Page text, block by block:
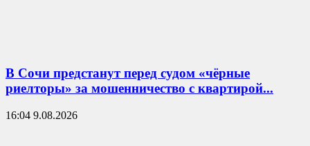
В Сочи предстанут перед судом «чёрные
риелторы» за мошенничество с квартирой...
16:04 9.08.2026